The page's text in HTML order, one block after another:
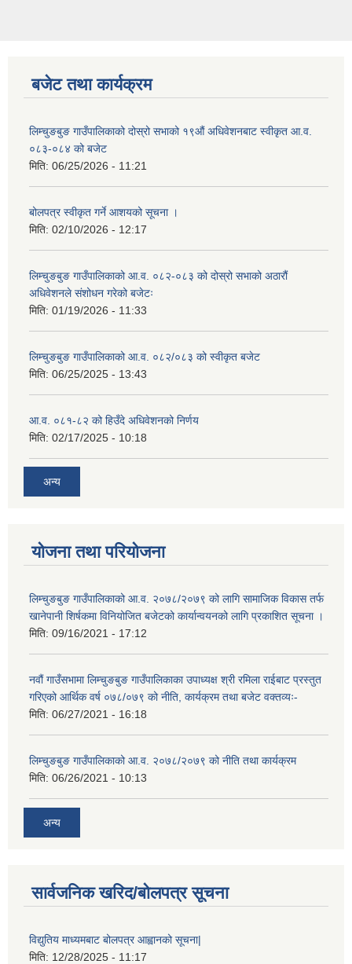
बजेट तथा कार्यक्रम
लिम्चुङबुङ गाउँपालिकाको दोस्रो सभाको १९औं अधिवेशनबाट स्वीकृत आ.व.
०८३-०८४ को बजेट
मिति: 06/25/2026 - 11:21
बोलपत्र स्वीकृत गर्ने आशयको सूचना ।
मिति: 02/10/2026 - 12:17
लिम्चुङबुङ गाउँपालिकाको आ.व. ०८२-०८३ को दोस्रो सभाको अठारौं
अधिवेशनले संशोधन गरेको बजेटः
मिति: 01/19/2026 - 11:33
लिम्चुङबुङ गाउँपालिकाको आ.व. ०८२/०८३ को स्वीकृत बजेट
मिति: 06/25/2025 - 13:43
आ.व. ०८१-८२ को हिउँदे अधिवेशनको निर्णय
मिति: 02/17/2025 - 10:18
अन्य
योजना तथा परियोजना
लिम्चुङबुङ गाउँपालिकाको आ.व. २०७८/२०७९ को लागि सामाजिक विकास तर्फ
खानेपानी शिर्षकमा विनियोजित बजेटको कार्यान्वयनको लागि प्रकाशित सूचना ।
मिति: 09/16/2021 - 17:12
नवौं गाउँसभामा लिम्चुङबुङ गाउँपालिकाका उपाध्यक्ष श्री रमिला राईबाट प्रस्तुत
गरिएको आर्थिक वर्ष ०७८/०७९ को नीति, कार्यक्रम तथा बजेट वक्तव्यः-
मिति: 06/27/2021 - 16:18
लिम्चुङबुङ गाउँपालिकाको आ.व. २०७८/२०७९ को नीति तथा कार्यक्रम
मिति: 06/26/2021 - 10:13
अन्य
सार्वजनिक खरिद/बोलपत्र सूचना
विद्युतिय माध्यमबाट बोलपत्र आह्वानको सूचना|
मिति: 12/28/2025 - 11:17